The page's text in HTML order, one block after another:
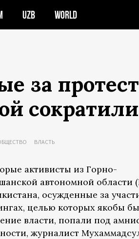
UZB WORLD
за
сократили
ВЛАСТЬ
активисты из Горно-
автономной области
осужденные за
целью которых якобы
власти, попали под
журналист